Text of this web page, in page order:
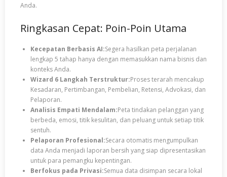
Anda.
Ringkasan Cepat: Poin-Poin Utama
Kecepatan Berbasis AI:Segera hasilkan peta perjalanan
lengkap 5 tahap hanya dengan memasukkan nama bisnis dan
konteks Anda.
Wizard 6 Langkah Terstruktur:Proses terarah mencakup
Kesadaran, Pertimbangan, Pembelian, Retensi, Advokasi, dan
Pelaporan.
Analisis Empati Mendalam:Peta tindakan pelanggan yang
berbeda, emosi, titik kesulitan, dan peluang untuk setiap titik
sentuh.
Pelaporan Profesional:Secara otomatis mengumpulkan
data Anda menjadi laporan bersih yang siap dipresentasikan
untuk para pemangku kepentingan.
Berfokus pada Privasi:Semua data disimpan secara lokal